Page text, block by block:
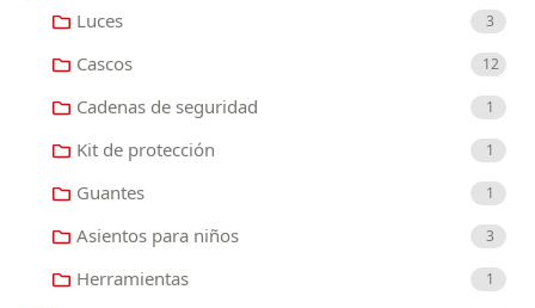
Luces 3
Cascos 12
Cadenas de seguridad 1
Kit de protección 1
Guantes 1
Asientos para niños 3
Herramientas 1